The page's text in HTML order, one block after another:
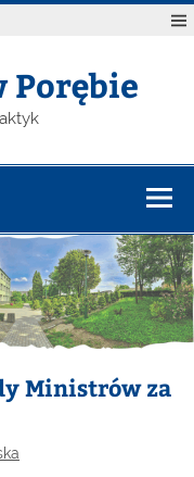
Porębie
Ministrów za